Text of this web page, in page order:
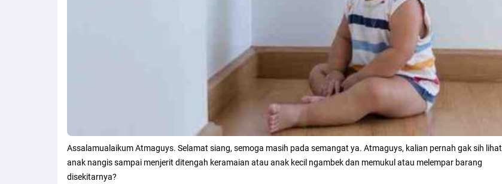
Assalamualaikum Atmaguys. Selamat siang, semoga masih pada semangat ya. Atmaguys, kalian pernah gak sih lihat
anak nangis sampai menjerit ditengah keramaian atau anak kecil ngambek dan memukul atau melempar barang
disekitarnya?